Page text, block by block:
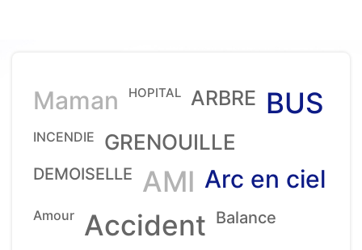
Maman HOPITAL ARBRE BUS
INCENDIE GRENOUILLE
DEMOISELLE AMI Arc en ciel
Amour Accident Balance